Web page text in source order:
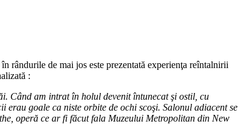
rândurile de mai jos este prezentată experienţa reîntalnirii
:
Când am intrat în holul devenit întunecat şi ostil, cu
goale ca niste orbite de ochi scoşi. Salonul adiacent se
operă ce ar fi făcut fala Muzeului Metropolitan din New